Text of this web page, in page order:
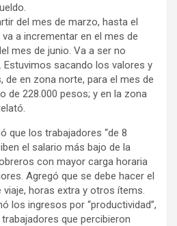
del mes de marzo, hasta el
a incrementar en el mes de
mes de junio. Va a ser no
Estuvimos sacando los valores y
de en zona norte, para el mes de
de 228.000 pesos; y en la zona
que los trabajadores “de 8
el salario más bajo de la
con mayor carga horaria
Agregó que se debe hacer el
horas extra y otros ítems.
los ingresos por “productividad”,
que percibieron